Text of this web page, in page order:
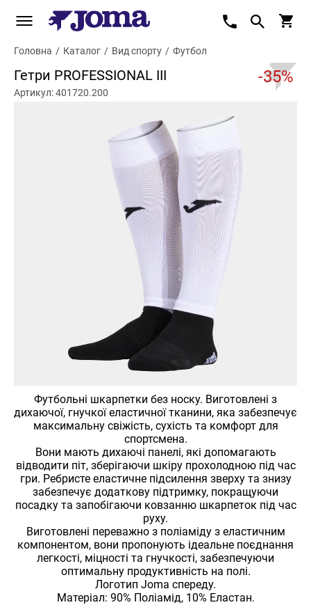
Головна / Каталог / Вид спорту / Футбол
Гетри PROFESSIONAL III -35%
Артикул: 401720.200
Футбольні шкарпетки без носку. Виготовлені з
дихаючої, гнучкої еластичної тканини, яка забезпечує
максимальну свіжість, сухість та комфорт для
спортсмена.
Вони мають дихаючі панелі, які допомагають
відводити піт, зберігаючи шкіру прохолодною під час
гри. Ребристе еластичне підсилення зверху та знизу
забезпечує додаткову підтримку, покращуючи
посадку та запобігаючи ковзанню шкарпеток під час
руху.
Виготовлені переважно з поліаміду з еластичним
компонентом, вони пропонують ідеальне поєднання
легкості, міцності та гнучкості, забезпечуючи
оптимальну продуктивність на полі.
Логотип Joma спереду.
Матеріал: 90% Поліамід, 10% Еластан.